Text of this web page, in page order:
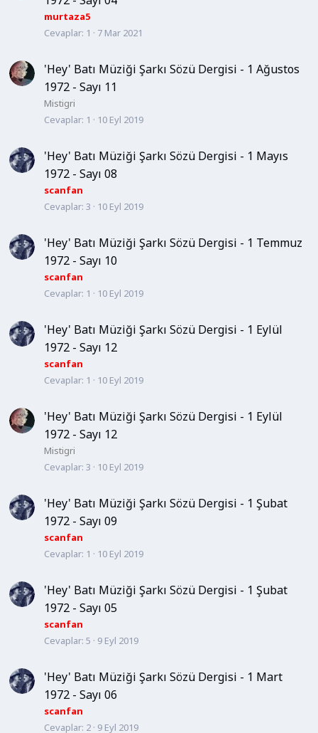
murtaza5
Cevaplar 1 7 Mar 2021
'Hey' Batı Müziği Şarkı Sözü Dergisi - 1 Ağustos
1972 - Sayı 11
Mistigri
Cevaplar 1 10 Eyl 2019
'Hey' Batı Müziği Şarkı Sözü Dergisi - 1 Mayıs
1972 - Sayı 08
scanfan
Cevaplar 3 10 Eyl 2019
'Hey' Batı Müziği Şarkı Sözü Dergisi - 1 Temmuz
1972 - Sayı 10
scanfan
Cevaplar 1 10 Eyl 2019
'Hey' Batı Müziği Şarkı Sözü Dergisi - 1 Eylül
1972 - Sayı 12
scanfan
Cevaplar 1 10 Eyl 2019
'Hey' Batı Müziği Şarkı Sözü Dergisi - 1 Eylül
1972 - Sayı 12
Mistigri
Cevaplar 3 10 Eyl 2019
'Hey' Batı Müziği Şarkı Sözü Dergisi - 1 Şubat
1972 - Sayı 09
scanfan
Cevaplar 1 10 Eyl 2019
'Hey' Batı Müziği Şarkı Sözü Dergisi - 1 Şubat
1972 - Sayı 05
scanfan
Cevaplar 5 9 Eyl 2019
'Hey' Batı Müziği Şarkı Sözü Dergisi - 1 Mart
1972 - Sayı 06
scanfan
Cevaplar 2 9 Eyl 2019